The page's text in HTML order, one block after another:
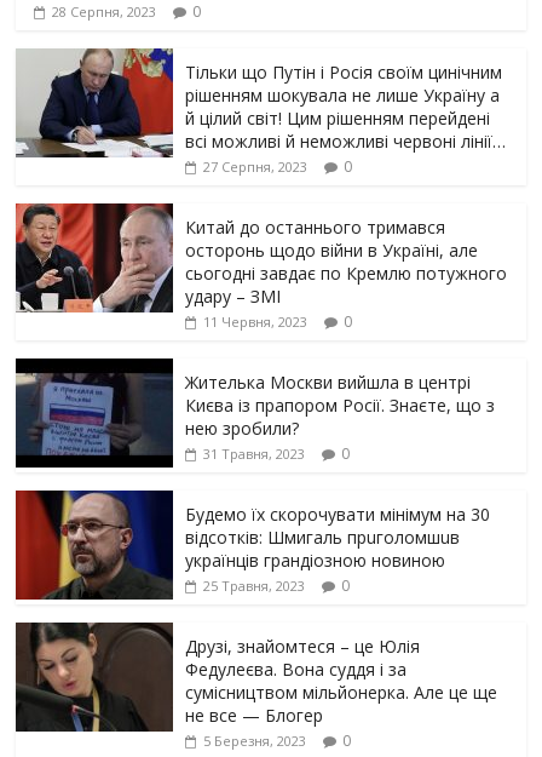
28 Серпня, 2023 0
Тільки що Путін і Росія своїм цинічним
рішенням шoкyвaлa не лише Україну а
й цілий світ! Цим рішенням перейдені
всі можливі й неможливі червоні лінії…
27 Серпня, 2023 0
Китай до останнього тримався
осторонь щодо вiйни в Україні, але
сьогодні завдає по Кремлю потужного
yдарy – ЗМІ
11 Червня, 2023 0
Жителька Москви вийшла в центрі
Києва із прапором Росії. Знаєте, що з
нею зробили?
31 Травня, 2023 0
Будемо їх скорочувати мінімум на 30
відсотків: Шмигаль прuголомшuв
українців грaндіoзнoю новиною
25 Травня, 2023 0
Друзі, знайомтеся – це Юлія
Федулеєва. Вона суддя і за
сумісництвом мільйонерка. Але це ще
не все — Блогер
5 Березня, 2023 0